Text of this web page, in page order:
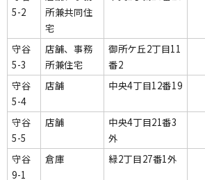
5-2
所兼共同住
宅
守谷
5-3
店舗、事務
所兼住宅
御所ケ丘2丁目11
番2
守谷
5-4
店舗 中央4丁目12番19
守谷
5-5
店舗
中央4丁目21番3
外
守谷
9-1
倉庫 緑2丁目27番1外